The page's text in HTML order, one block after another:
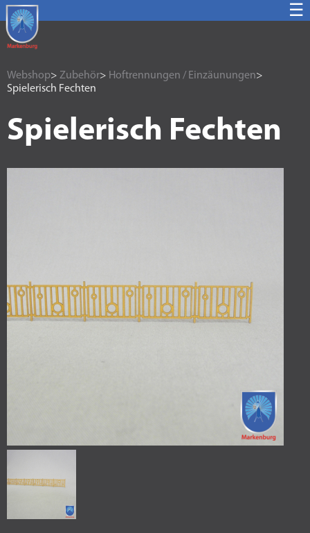
☰
Webshop> Zubehör> Hoftrennungen / Einzäunungen>
Spielerisch Fechten
Spielerisch Fechten